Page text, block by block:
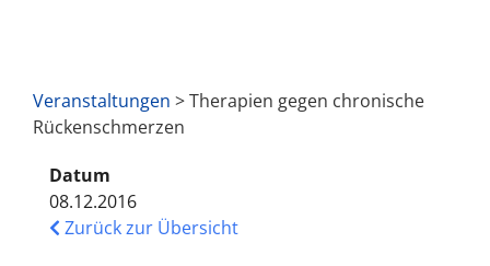
Veranstaltungen > Therapien gegen chronische
Rückenschmerzen
Datum
08.12.2016
Zurück zur Übersicht